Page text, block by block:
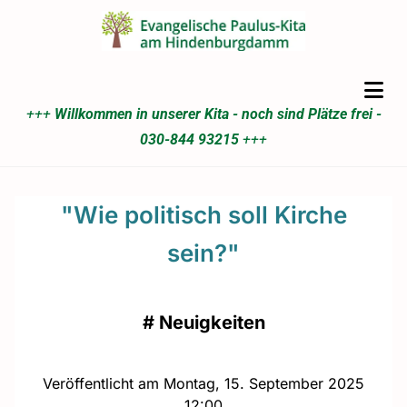
+++ Willkommen in unserer Kita - noch sind Plätze frei -
030-844 93215 +++
"Wie politisch soll Kirche
sein?"
# Neuigkeiten
Veröffentlicht am Montag, 15. September 2025